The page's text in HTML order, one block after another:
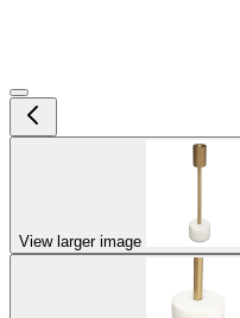
View larger image